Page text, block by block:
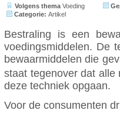
Volgens thema Voeding
Categorie: Artikel
Bestraling is een
voedingsmiddelen. De
bewaarmiddelen die
staat tegenover dat
deze techniek opgaan.
Voor de consumenten